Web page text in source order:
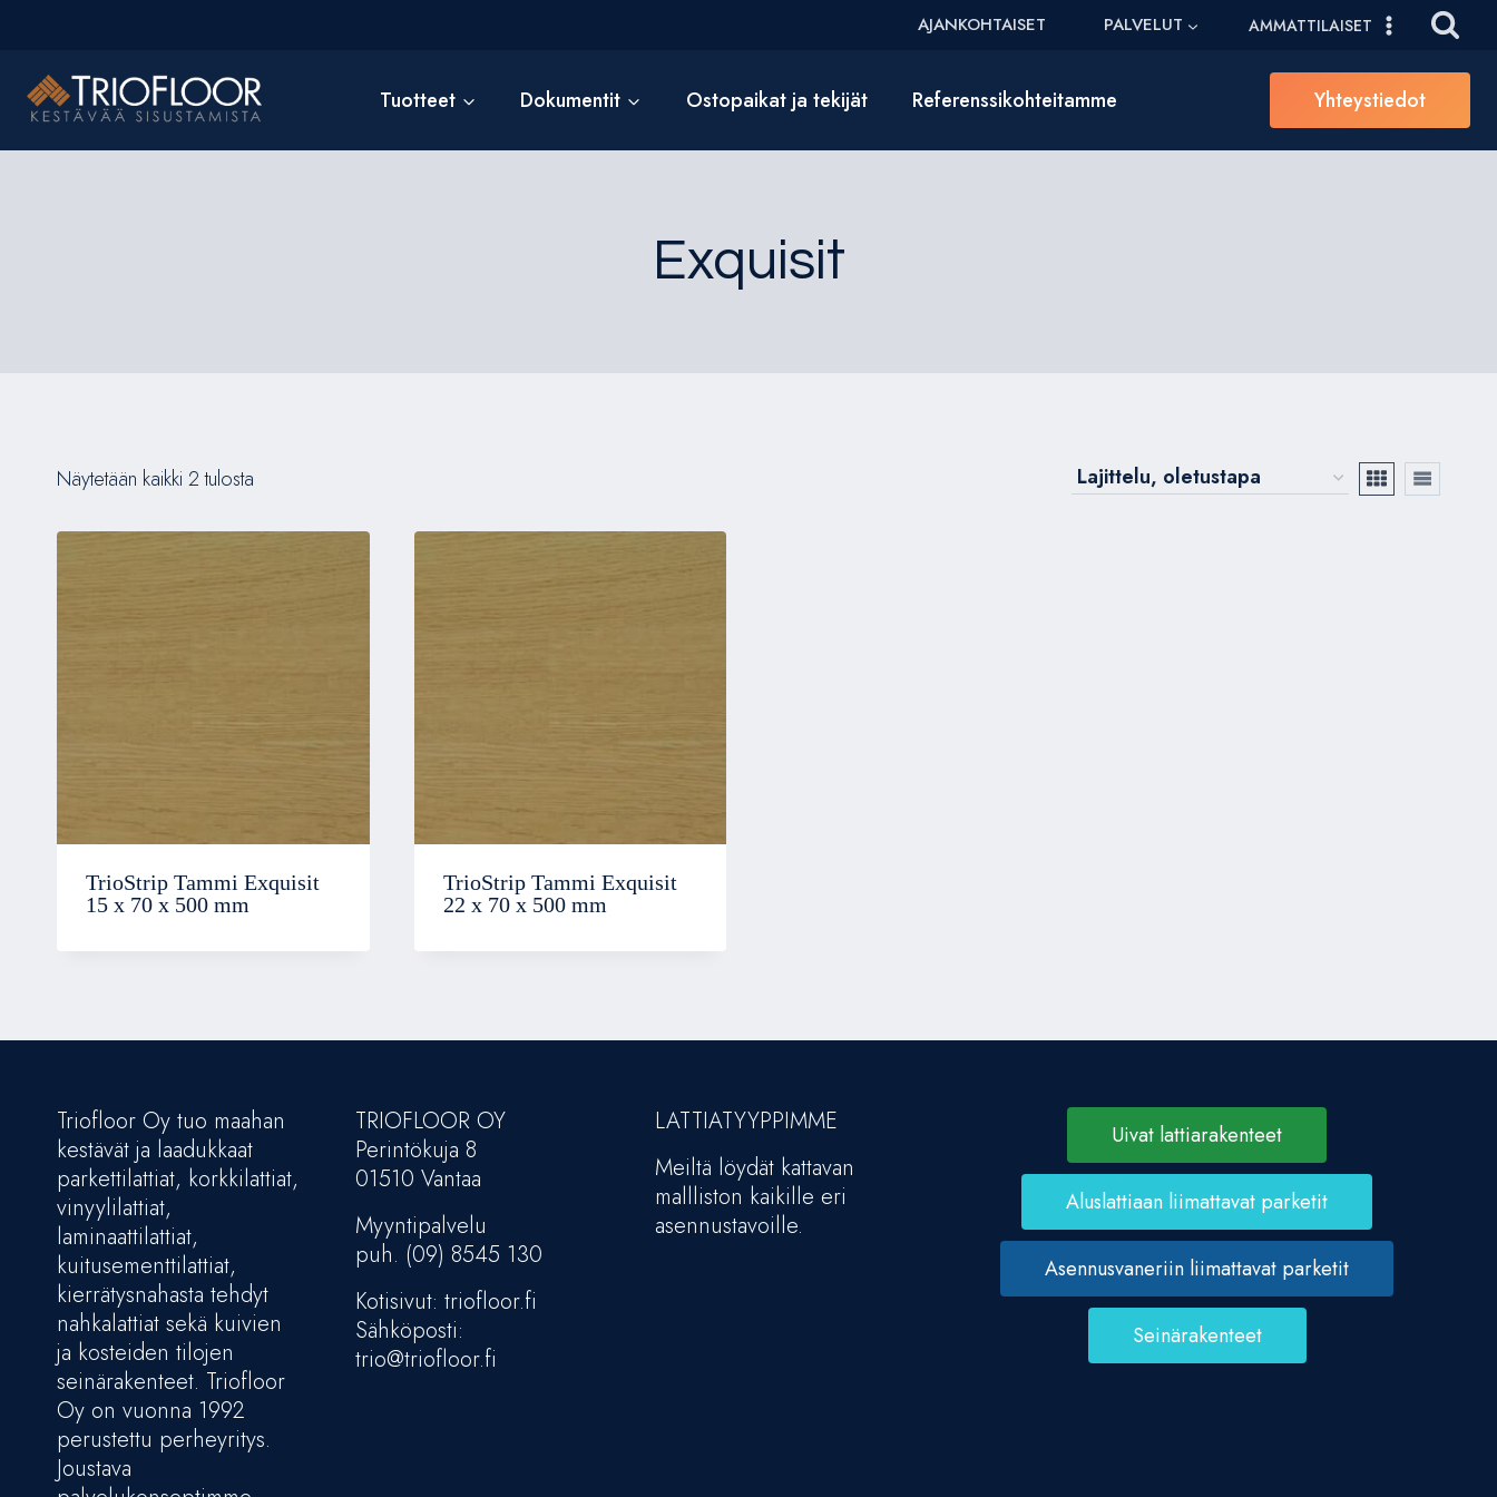
AJANKOHTAISET PALVELUT AMMATTILAISET
Tuotteet Dokumentit Ostopaikat ja tekijät Referenssikohteitamme Yhteystiedot
Exquisit
Näytetään kaikki 2 tulosta
TrioStrip Tammi Exquisit
15 x 70 x 500 mm
TrioStrip Tammi Exquisit
22 x 70 x 500 mm
Triofloor Oy tuo maahan
kestävät ja laadukkaat
parkettilattiat, korkkilattiat,
vinyylilattiat,
laminaattilattiat,
kuitusementtilattiat,
kierrätysnahasta tehdyt
nahkalattiat sekä kuivien
ja kosteiden tilojen
seinärakenteet. Triofloor
Oy on vuonna 1992
perustettu perheyritys.
Joustava
TRIOFLOOR OY
Perintökuja 8
01510 Vantaa
Myyntipalvelu
puh. (09) 8545 130
Kotisivut: triofloor.fi
Sähköposti:
trio@triofloor.fi
LATTIATYYPPIMME
Meiltä löydät kattavan
mallliston kaikille eri
asennustavoille.
Uivat lattiarakenteet
Aluslattiaan liimattavat parketit
Asennusvaneriin liimattavat parketit
Seinärakenteet